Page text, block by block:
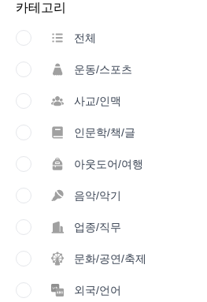
카테고리
전체
운동/스포츠
사교/인맥
인문학/책/글
아웃도어/여행
음악/악기
업종/직무
문화/공연/축제
외국/언어